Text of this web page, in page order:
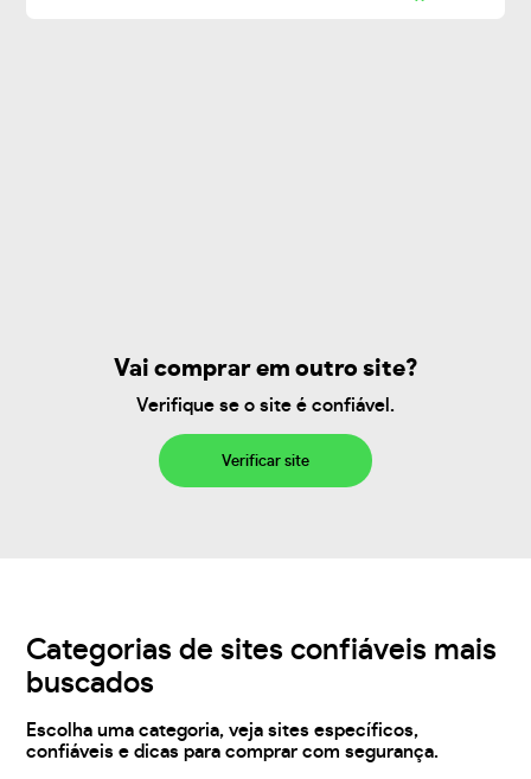
Vai comprar em outro site?
Verifique se o site é confiável.
Verificar site
Categorias de sites confiáveis mais
buscados
Escolha uma categoria, veja sites específicos,
confiáveis e dicas para comprar com segurança.